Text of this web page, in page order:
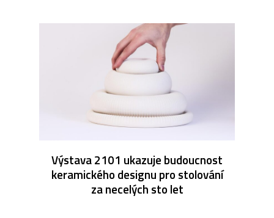
Výstava 2101 ukazuje budoucnost
keramického designu pro stolování
za necelých sto let